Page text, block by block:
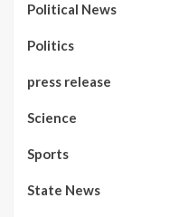
Political News
Politics
press release
Science
Sports
State News